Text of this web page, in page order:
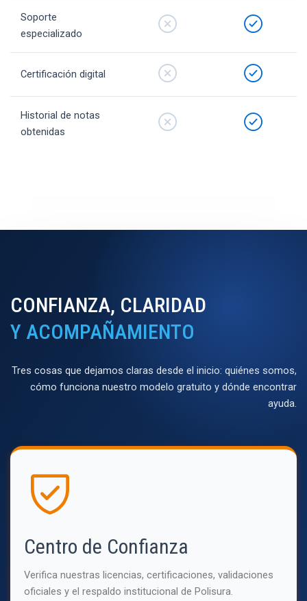
Soporte
especializado
Certificación digital
Historial de notas
obtenidas
CONFIANZA, CLARIDAD
Y ACOMPAÑAMIENTO
Tres cosas que dejamos claras desde el inicio: quiénes somos,
cómo funciona nuestro modelo gratuito y dónde encontrar
ayuda.
Centro de Confianza
Verifica nuestras licencias, certificaciones, validaciones
oficiales y el respaldo institucional de Polisura.